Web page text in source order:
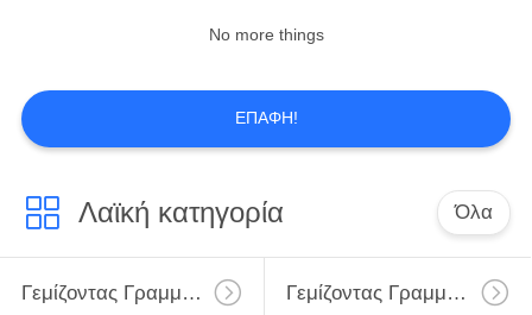
No more things
ΕΠΑΦΉ!
Λαϊκή κατηγορία Όλα
Γεμίζοντας Γραμμή Γάλακτος Γεμίζοντας Γραμμή Γάλακτος Monoblock